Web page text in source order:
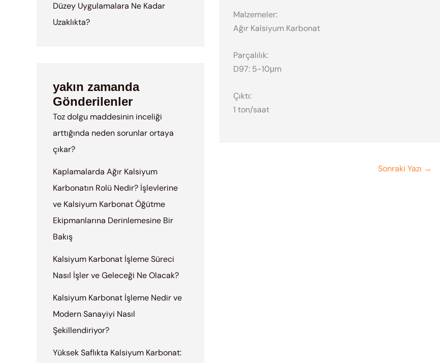
Düzey Uygulamalara Ne Kadar
Uzaklıkta?
yakın zamanda
Gönderilenler
Toz dolgu maddesinin inceliği
arttığında neden sorunlar ortaya
çıkar?
Kaplamalarda Ağır Kalsiyum
Karbonatın Rolü Nedir? İşlevlerine
ve Kalsiyum Karbonat Öğütme
Ekipmanlarına Derinlemesine Bir
Bakış
Kalsiyum Karbonat İşleme Süreci
Nasıl İşler ve Geleceği Ne Olacak?
Kalsiyum Karbonat İşleme Nedir ve
Modern Sanayiyi Nasıl
Şekillendiriyor?
Yüksek Saflıkta Kalsiyum Karbonat:
Malzemeler:
Ağır Kalsiyum Karbonat
Parçalılık:
D97: 5-10μm
Çıktı:
1 ton/saat
Sonraki Yazı →